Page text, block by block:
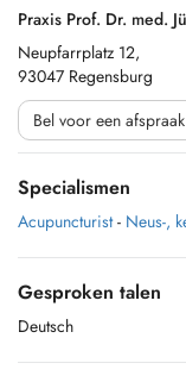
Praxis Prof. Dr. med.
Neupfarrplatz 12,
93047 Regensburg
Bel voor een afspraak
Specialismen
Acupuncturist - Neus-,
Gesproken talen
Deutsch